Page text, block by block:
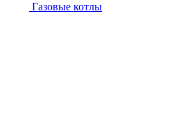
Газовые котлы